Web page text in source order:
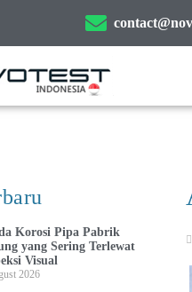
Korosi Pipa Pabrik
yang Sering Terlewat
Visual
2026